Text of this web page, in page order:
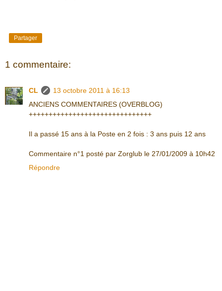
Partager
1 commentaire:
CL
13 octobre 2011 à 16:13
ANCIENS COMMENTAIRES (OVERBLOG)
+++++++++++++++++++++++++++++++
Il a passé 15 ans à la Poste en 2 fois : 3 ans puis 12 ans
Commentaire n°1 posté par Zorglub le 27/01/2009 à 10h42
Répondre